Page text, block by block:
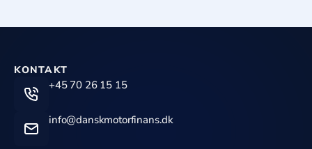
KONTAKT
+45 70 26 15 15
info@danskmotorfinans.dk